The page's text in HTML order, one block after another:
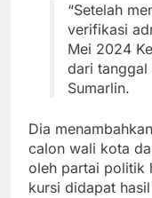
“Setelah
verifikasi
Mei 2024
dari
Sumarlin.
Dia
calon wali kota
oleh partai politik
kursi didapat